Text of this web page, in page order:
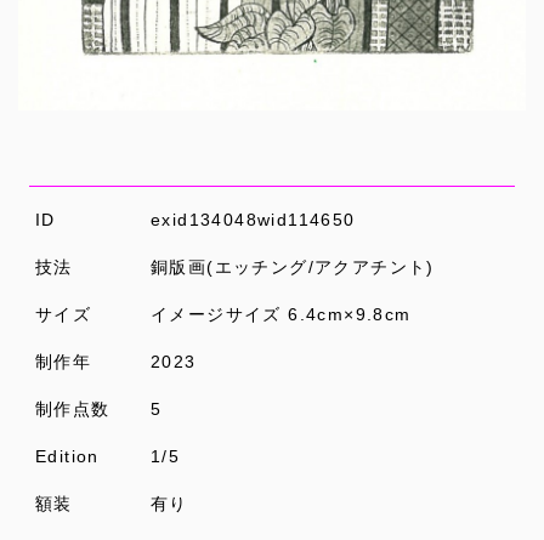
ID exid134048wid114650
技法 銅版画(エッチング/アクアチント)
サイズ イメージサイズ 6.4cm×9.8cm
制作年 2023
制作点数 5
Edition 1/5
額装 有り